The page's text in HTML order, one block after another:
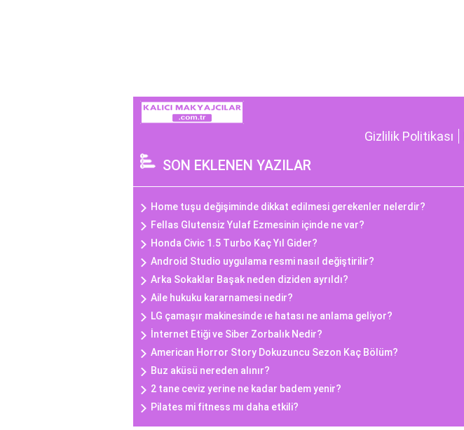
Gizlilik Politikası
SON EKLENEN YAZILAR
Home tuşu değişiminde dikkat edilmesi gerekenler nelerdir?
Fellas Glutensiz Yulaf Ezmesinin içinde ne var?
Honda Civic 1.5 Turbo Kaç Yıl Gider?
Android Studio uygulama resmi nasıl değiştirilir?
Arka Sokaklar Başak neden diziden ayrıldı?
Aile hukuku kararnamesi nedir?
LG çamaşır makinesinde ıe hatası ne anlama geliyor?
İnternet Etiği ve Siber Zorbalık Nedir?
American Horror Story Dokuzuncu Sezon Kaç Bölüm?
Buz aküsü nereden alınır?
2 tane ceviz yerine ne kadar badem yenir?
Pilates mi fitness mı daha etkili?